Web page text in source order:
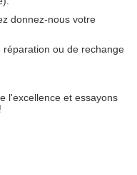
donnez-nous votre
ou de rechange
l'excellence et essayons